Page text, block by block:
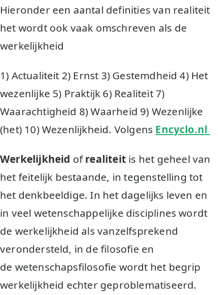
Hieronder een aantal definities van realiteit
het wordt ook vaak omschreven als de
werkelijkheid
1) Actualiteit 2) Ernst 3) Gestemdheid 4) Het
wezenlijke 5) Praktijk 6) Realiteit 7)
Waarachtigheid 8) Waarheid 9) Wezenlijke
(het) 10) Wezenlijkheid. Volgens Encyclo.nl
Werkelijkheid ofrealiteit is het geheel van
het feitelijk bestaande, in tegenstelling tot
het denkbeeldige. In het dagelijks leven en
in veel wetenschappelijke disciplines wordt
de werkelijkheid als vanzelfsprekend
verondersteld, in de filosofie en
de wetenschapsfilosofie wordt het begrip
werkelijkheid echter geproblematiseerd.